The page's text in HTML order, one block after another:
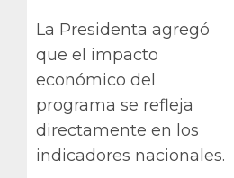
La Presidenta agregó
que el impacto
económico del
programa se refleja
directamente en los
indicadores nacionales.